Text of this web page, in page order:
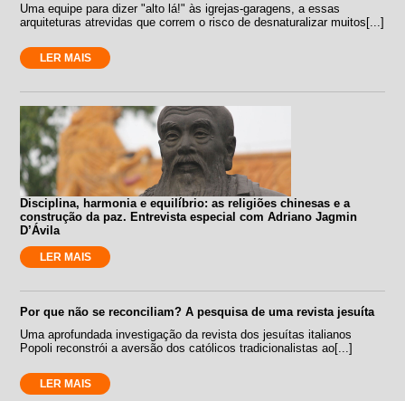
Uma equipe para dizer "alto lá!" às igrejas-garagens, a essas
arquiteturas atrevidas que correm o risco de desnaturalizar muitos[...]
LER MAIS
Disciplina, harmonia e equilíbrio: as religiões chinesas e a
construção da paz. Entrevista especial com Adriano Jagmin
D’Ávila
LER MAIS
Por que não se reconciliam? A pesquisa de uma revista jesuíta
Uma aprofundada investigação da revista dos jesuítas italianos
Popoli reconstrói a aversão dos católicos tradicionalistas ao[...]
LER MAIS